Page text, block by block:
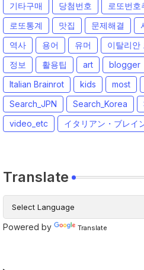
기타구매
당첨번호 로또번호
로또통계
맛집 문제해결
역사
용어 유머 이탈리안
정보
활용팁 art blogger
Italian Brainrot
kids most
Search_JPN
Search_Korea
video_etc
イタリアン・ブレイ
Translate
Powered by Translate